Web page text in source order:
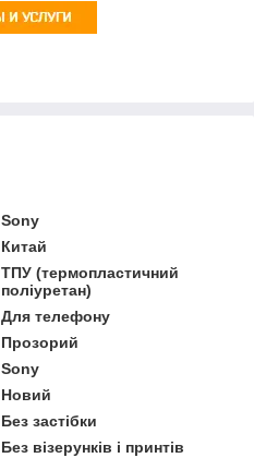
Sony
Китай
ТПУ (термопластичний
поліуретан)
Для телефону
Прозорий
Sony
Новий
Без застібки
Без візерунків і принтів